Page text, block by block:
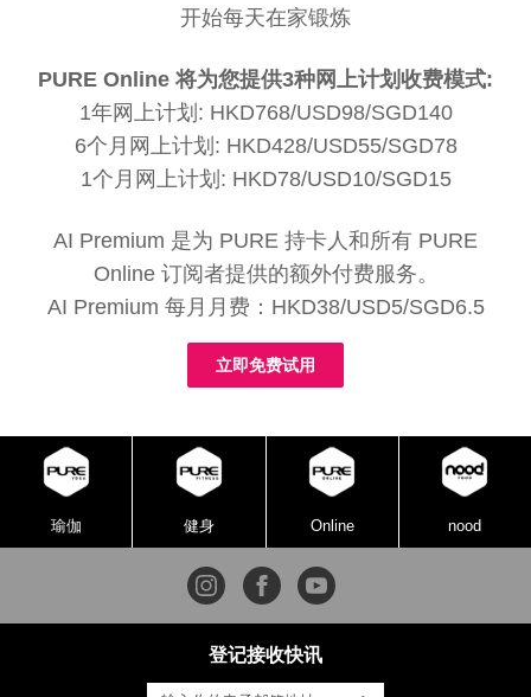
开始每天在家锻炼
PURE Online 将为您提供3种网上计划收费模式:
1年网上计划: HKD768/USD98/SGD140
6个月网上计划: HKD428/USD55/SGD78
1个月网上计划: HKD78/USD10/SGD15
AI Premium 是为 PURE 持卡人和所有 PURE
Online 订阅者提供的额外付费服务。
AI Premium 每月月费：HKD38/USD5/SGD6.5
立即免费试用
瑜伽 健身 Online nood
登记接收快讯